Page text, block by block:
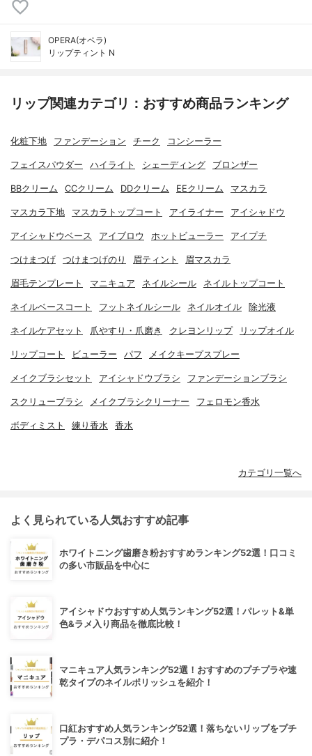
OPERA(オペラ)
リップティント N
リップ関連カテゴリ：おすすめ商品ランキング
化粧下地 ファンデーション チーク コンシーラー
フェイスパウダー ハイライト シェーディング ブロンザー
BBクリーム CCクリーム DDクリーム EEクリーム マスカラ
マスカラ下地 マスカラトップコート アイライナー アイシャドウ
アイシャドウベース アイブロウ ホットビューラー アイプチ
つけまつげ つけまつげのり 眉ティント 眉マスカラ
眉毛テンプレート マニキュア ネイルシール ネイルトップコート
ネイルベースコート フットネイルシール ネイルオイル 除光液
ネイルケアセット 爪やすり・爪磨き クレヨンリップ リップオイル
リップコート ビューラー パフ メイクキープスプレー
メイクブラシセット アイシャドウブラシ ファンデーションブラシ
スクリューブラシ メイクブラシクリーナー フェロモン香水
ボディミスト 練り香水 香水
カテゴリ一覧へ
よく見られている人気おすすめ記事
ホワイトニング歯磨き粉おすすめランキング52選！口コミ
の多い市販品を中心に
アイシャドウおすすめ人気ランキング52選！パレット&単
色&ラメ入り商品を徹底比較！
マニキュア人気ランキング52選！おすすめのプチプラや速
乾タイプのネイルポリッシュを紹介！
口紅おすすめ人気ランキング52選！落ちないリップをプチ
プラ・デパコス別に紹介！